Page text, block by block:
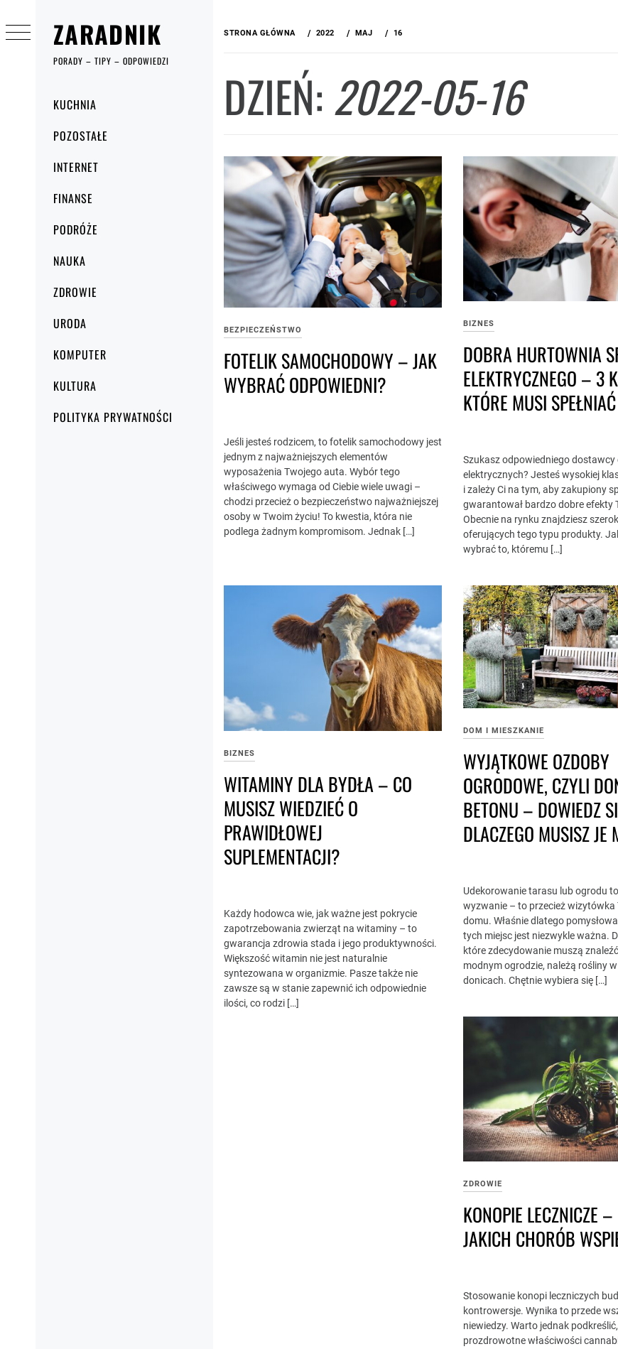
ZARADNIK
PORADY – TIPY – ODPOWIEDZI
główneKUCHNIA
POZOSTAŁE
INTERNET
FINANSE
PODRÓŻE
NAUKA
ZDROWIE
URODA
KOMPUTER
KULTURA
POLITYKA PRYWATNOŚCI
do
treści
STRONA GŁÓWNA 2022 MAJ 16
DZIEŃ: 2022-05-16
BEZPIECZEŃSTWO
FOTELIK SAMOCHODOWY – JAK
WYBRAĆ ODPOWIEDNI?
Jeśli jesteś rodzicem, to fotelik samochodowy jest
jednym z najważniejszych elementów
wyposażenia Twojego auta. Wybór tego
właściwego wymaga od Ciebie wiele uwagi –
chodzi przecież o bezpieczeństwo najważniejszej
osoby w Twoim życiu! To kwestia, która nie
podlega żadnym kompromisom. Jednak […]
BIZNES
DOBRA HURTOWNIA
ELEKTRYCZNEGO – 3
KTÓRE MUSI SPEŁNIAĆ
Szukasz odpowiedniego dostawcy
elektrycznych? Jesteś wysokiej
i zależy Ci na tym, aby zakupiony
gwarantował bardzo dobre efekty
Obecnie na rynku znajdziesz
oferujących tego typu produkty.
wybrać to, któremu […]
BIZNES
WITAMINY DLA BYDŁA – CO
MUSISZ WIEDZIEĆ O
PRAWIDŁOWEJ
SUPLEMENTACJI?
Każdy hodowca wie, jak ważne jest pokrycie
zapotrzebowania zwierząt na witaminy – to
gwarancja zdrowia stada i jego produktywności.
Większość witamin nie jest naturalnie
syntezowana w organizmie. Pasze także nie
zawsze są w stanie zapewnić ich odpowiednie
ilości, co rodzi […]
DOM I MIESZKANIE
WYJĄTKOWE OZDOBY
OGRODOWE, CZYLI
BETONU – DOWIEDZ
DLACZEGO MUSISZ JE
Udekorowanie tarasu lub ogrodu
wyzwanie – to przecież wizytówka
domu. Właśnie dlatego
tych miejsc jest niezwykle ważna.
które zdecydowanie muszą
modnym ogrodzie, należą rośliny
donicach. Chętnie wybiera się […]
ZDROWIE
KONOPIE LECZNICZE –
JAKICH CHORÓB
Stosowanie konopi leczniczych
kontrowersje. Wynika to przede
niewiedzy. Warto jednak
prozdrowotne właściwości